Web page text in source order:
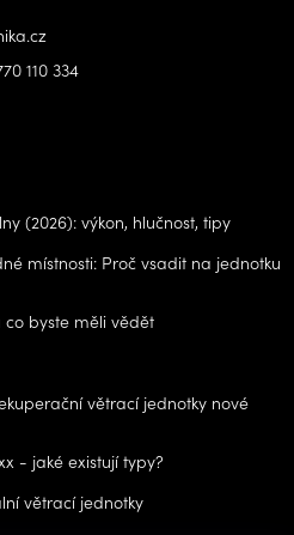
110 334
(2026): výkon, hlučnost, tipy
místnosti: Proč vsadit na jednotku
co byste měli vědět
větrací jednotky nové
- jaké existují typy?
větrací jednotky